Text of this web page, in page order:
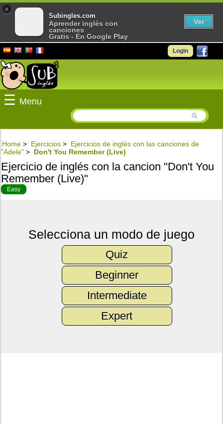
Login
☰ Menu
Home > Ejercicios > Ejercicios de inglés con las canciones de
"Adele" > Don't You Remember (Live)
Ejercicio de inglés con la cancion "Don't You
Remember (Live)"
Easy
Selecciona un modo de juego
Quiz
Beginner
Intermediate
Expert
×
Subingles.com
Aprender inglés con
canciones
Gratis - En Google Play
Ver